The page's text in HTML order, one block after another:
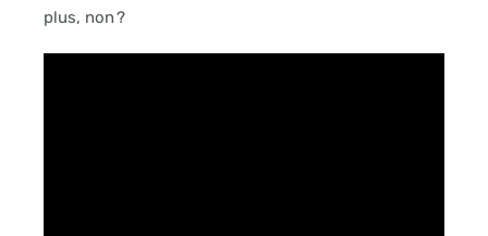
plus, non ?